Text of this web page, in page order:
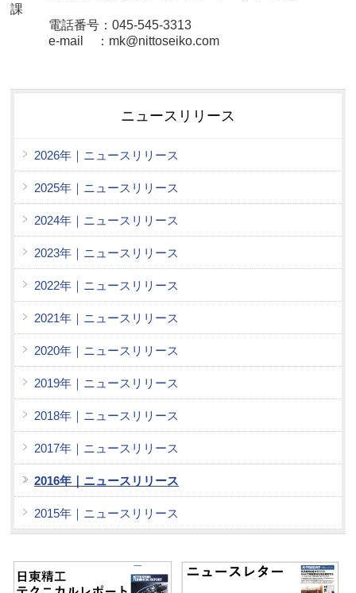
課
電話番号：045-545-3313
e-mail ：mk@nittoseiko.com
ニュースリリース
2026年｜ニュースリリース
2025年｜ニュースリリース
2024年｜ニュースリリース
2023年｜ニュースリリース
2022年｜ニュースリリース
2021年｜ニュースリリース
2020年｜ニュースリリース
2019年｜ニュースリリース
2018年｜ニュースリリース
2017年｜ニュースリリース
2016年｜ニュースリリース
2015年｜ニュースリリース